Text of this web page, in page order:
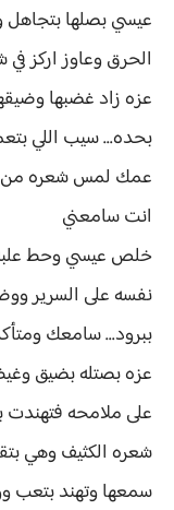
عيسي بصلها بتجاهل
الحرق وعاوز اركز
عزه زاد غضبها
بحده... سيب اللي
عمك لمس شعره من
انت سامعني
خلص عيسي وحط علبه
نفسه على السرير
ببرود... سامعك
عزه بصتله بضيق
على ملامحه فتهندت
شعره الكثيف وهي
سمعها وتهند بتعب